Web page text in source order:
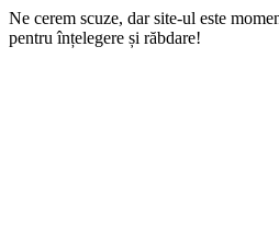
Ne cerem scuze, dar site-ul este
pentru înțelegere și răbdare!